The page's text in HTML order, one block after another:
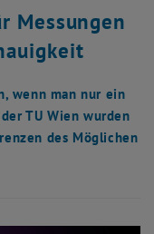
Messungen
wenn man nur ein
TU Wien wurden
des Möglichen